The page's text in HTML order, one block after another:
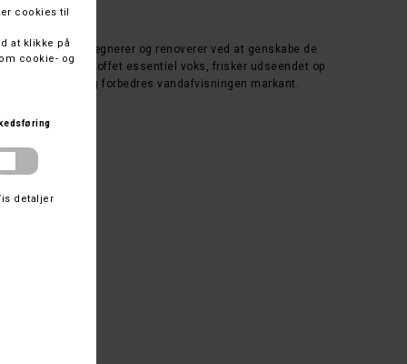
oilskin genimprægnerer og renoverer ved at genskabe de
Den tilfører stoffet essentiel voks, frisker udseendet op
– samtidig forbedres vandafvisningen markant.
ven